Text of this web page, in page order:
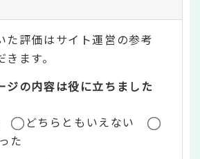
た評価はサイト運営の参考
ます。
ジの内容は役に立ちました
どちらともいえない
た